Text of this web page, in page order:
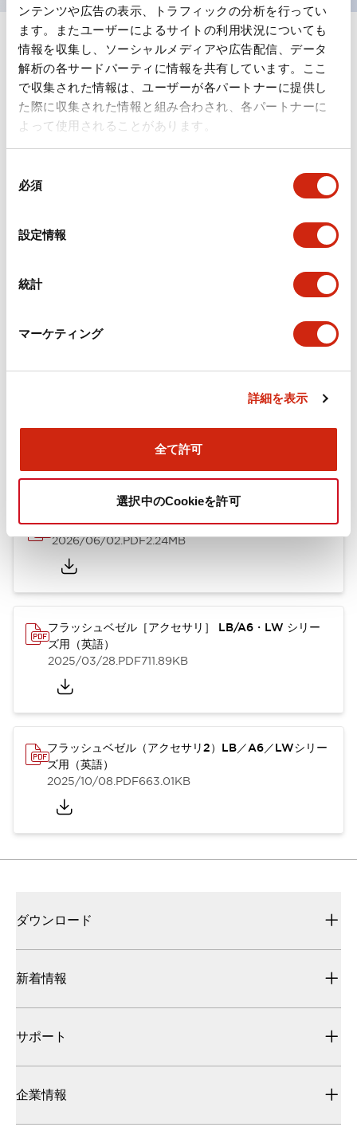
ンテンツや広告の表示、トラフィックの分析を行ってい
ます。またユーザーによるサイトの利用状況についても
情報を収集し、ソーシャルメディアや広告配信、データ
解析の各サードパーティに情報を共有しています。ここ
で収集された情報は、ユーザーが各パートナーに提供し
た際に収集された情報と組み合わされ、各パートナーに
よって使用されることがあります。
必須
設定情報
統計
マーケティング
詳細を表示
全て許可
選択中のCookieを許可
ドキュメントとファイル
カタログ 規格・認証 技術文書 その他
A6シリーズ φ16小形コントロールユニット（日本語）
フラッシュベゼル［アクセサリ］ LB/A6・LW シリーズ
フラッシュベゼル（アクセサリ2）LB／A6／LWシリー
A6シリーズ φ16小形コントロールユニット（英語）
2026/06/02.PDF2.24MB
フラッシュベゼル［アクセサリ］ LB/A6・LW シリー
ズ用（英語）
2025/03/28.PDF711.89KB
フラッシュベゼル（アクセサリ2）LB／A6／LWシリー
ズ用（英語）
2025/10/08.PDF663.01KB
ダウンロード
新着情報
サポート
企業情報